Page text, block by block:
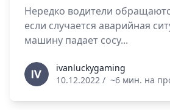
Нередко водители
если случается аварийная
машину падает сосу...
ivanluckygaming
ivanluckygaming
10.12.2022 / ~6 мин. на